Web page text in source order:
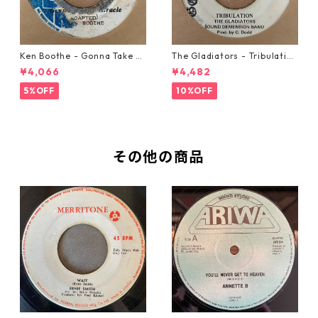
Ken Boothe - Gonna Take A
Miracle【7-21362】
¥4,066
5%OFF
The Gladiators - Tribulation
【7-21365】
¥4,482
10%OFF
その他の商品